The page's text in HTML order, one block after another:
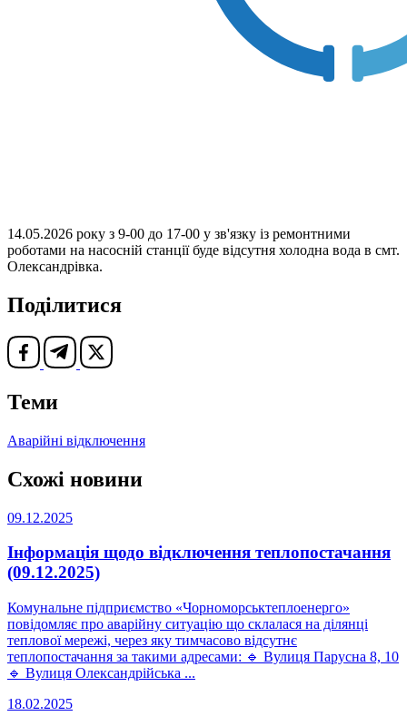
14.05.2026 року з 9-00 до 17-00 у зв'язку із ремонтними
роботами на насосній станції буде відсутня холодна вода в смт.
Олександрівка.
Поділитися
Теми
Аварійні відключення
Схожі новини
09.12.2025
Інформація щодо відключення теплопостачання
(09.12.2025)
Комунальне підприємство «Чорноморськтеплоенерго»
повідомляє про аварійну ситуацію що склалася на ділянці
теплової мережі, через яку тимчасово відсутнє
теплопостачання за такими адресами: 🔹 Вулиця Парусна 8, 10
🔹 Вулиця Олександрійська ...
18.02.2025